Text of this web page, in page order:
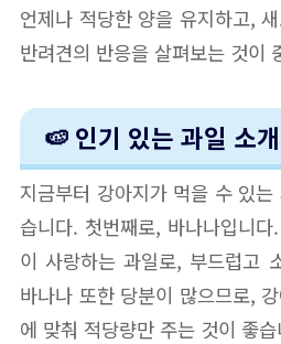
언제나 적당한 양을 유지하고,
반려견의 반응을 살펴보는 것이
🍉 인기 있는 과일 소개
지금부터 강아지가 먹을 수 있
습니다. 첫번째로, 바나나입니
이 사랑하는 과일로, 부드럽고
바나나 또한 당분이 많으므로,
에 맞춰 적당량만 주는 것이 좋